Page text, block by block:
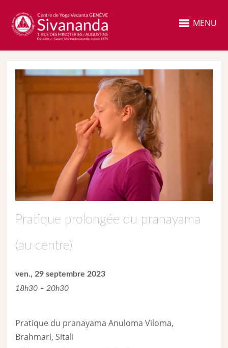
MENU
Pratique prolongée du pranayama
(au centre)
ven., 29 septembre 2023
18h30 – 20h30
Pratique du pranayama Anuloma Viloma,
Brahmari, Sitali